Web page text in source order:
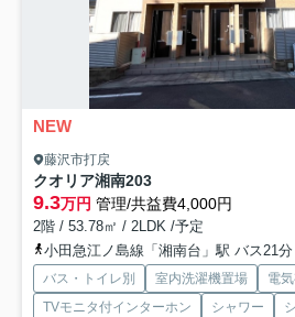
NEW
藤沢市打戻
クオリア湘南203
9.3万円 管理/共益費4,000円
2階 / 53.78㎡ / 2LDK /予定
小田急江ノ島線「湘南台」駅 バス21
バス・トイレ別 室内洗濯機置場
電
TVモニタ付インターホン
シャワー